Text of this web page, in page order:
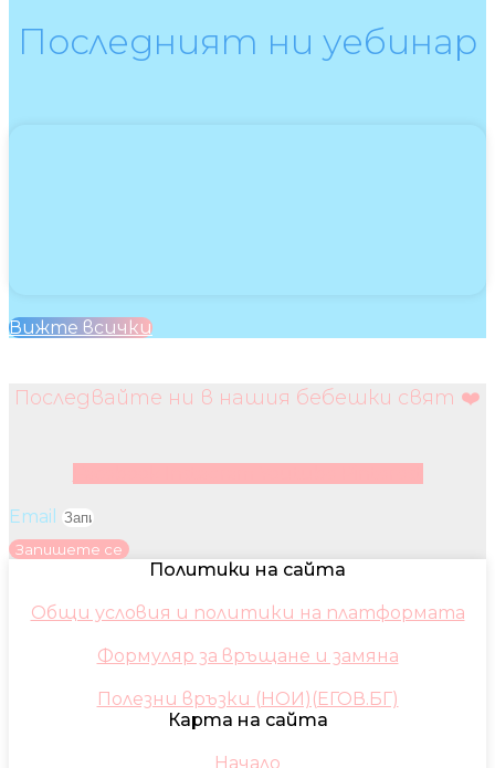
Последният ни уебинар
Вижте всички
Последвайте ни в нашия бебешки свят ❤️
Email
Запишете се
Политики на сайта
Общи условия и политики на платформата
Формуляр за връщане и замяна
Полезни връзки (НОИ)(ЕГОВ.БГ)
Карта на сайта
Начало